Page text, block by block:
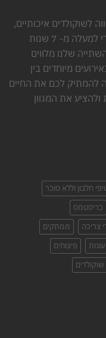
לשוקולדים איכותיים,
עוגיות, חטיפים ושתייה מכל הסוגים. אחרי למעלה מ- 7 שנות
שלנו מלווים
מיוחדים בין
להמתיק לכם את החיים
ולהציע את המגוון
חלבון וללא סוכר
כריסטמס
צריכה
ממתקים
עוגות
פיצוחים
שוקולדים